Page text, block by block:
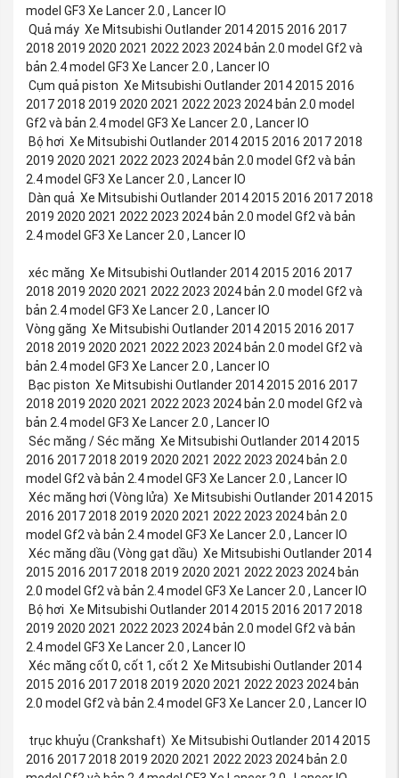
model GF3 Xe Lancer 2.0 , Lancer IO
Quả máy Xe Mitsubishi Outlander 2014 2015 2016 2017
2018 2019 2020 2021 2022 2023 2024 bản 2.0 model Gf2 và
bản 2.4 model GF3 Xe Lancer 2.0 , Lancer IO
Cụm quả piston Xe Mitsubishi Outlander 2014 2015 2016
2017 2018 2019 2020 2021 2022 2023 2024 bản 2.0 model
Gf2 và bản 2.4 model GF3 Xe Lancer 2.0 , Lancer IO
Bộ hơi Xe Mitsubishi Outlander 2014 2015 2016 2017 2018
2019 2020 2021 2022 2023 2024 bản 2.0 model Gf2 và bản
2.4 model GF3 Xe Lancer 2.0 , Lancer IO
Dàn quả Xe Mitsubishi Outlander 2014 2015 2016 2017 2018
2019 2020 2021 2022 2023 2024 bản 2.0 model Gf2 và bản
2.4 model GF3 Xe Lancer 2.0 , Lancer IO
xéc măng Xe Mitsubishi Outlander 2014 2015 2016 2017
2018 2019 2020 2021 2022 2023 2024 bản 2.0 model Gf2 và
bản 2.4 model GF3 Xe Lancer 2.0 , Lancer IO
Vòng găng Xe Mitsubishi Outlander 2014 2015 2016 2017
2018 2019 2020 2021 2022 2023 2024 bản 2.0 model Gf2 và
bản 2.4 model GF3 Xe Lancer 2.0 , Lancer IO
Bạc piston Xe Mitsubishi Outlander 2014 2015 2016 2017
2018 2019 2020 2021 2022 2023 2024 bản 2.0 model Gf2 và
bản 2.4 model GF3 Xe Lancer 2.0 , Lancer IO
Séc măng / Séc măng Xe Mitsubishi Outlander 2014 2015
2016 2017 2018 2019 2020 2021 2022 2023 2024 bản 2.0
model Gf2 và bản 2.4 model GF3 Xe Lancer 2.0 , Lancer IO
Xéc măng hơi (Vòng lửa) Xe Mitsubishi Outlander 2014 2015
2016 2017 2018 2019 2020 2021 2022 2023 2024 bản 2.0
model Gf2 và bản 2.4 model GF3 Xe Lancer 2.0 , Lancer IO
Xéc măng dầu (Vòng gạt dầu) Xe Mitsubishi Outlander 2014
2015 2016 2017 2018 2019 2020 2021 2022 2023 2024 bản
2.0 model Gf2 và bản 2.4 model GF3 Xe Lancer 2.0 , Lancer IO
Bộ hơi Xe Mitsubishi Outlander 2014 2015 2016 2017 2018
2019 2020 2021 2022 2023 2024 bản 2.0 model Gf2 và bản
2.4 model GF3 Xe Lancer 2.0 , Lancer IO
Xéc măng cốt 0, cốt 1, cốt 2 Xe Mitsubishi Outlander 2014
2015 2016 2017 2018 2019 2020 2021 2022 2023 2024 bản
2.0 model Gf2 và bản 2.4 model GF3 Xe Lancer 2.0 , Lancer IO
trục khuỷu (Crankshaft) Xe Mitsubishi Outlander 2014 2015
2016 2017 2018 2019 2020 2021 2022 2023 2024 bản 2.0